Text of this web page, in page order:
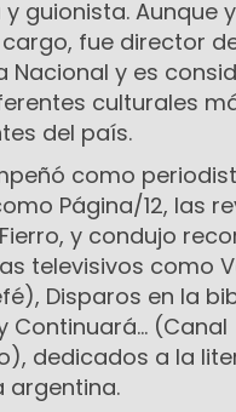
guionista. Aunque
fue director
Nacional y es
culturales
del país.
como
Página/12, las
y condujo
televisivos como
Disparos en la
Continuará... (Canal
dedicados a la
argentina.